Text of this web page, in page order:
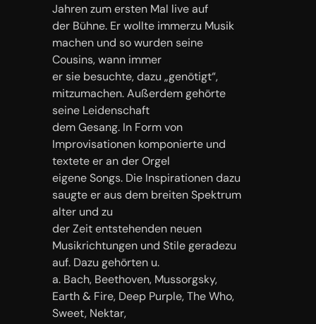
Jahren zum ersten Mal live auf
der Bühne. Er wollte immerzu Musik
machen und so wurden seine
Cousins, wann immer
er sie besuchte, dazu „genötigt“,
mitzumachen. Außerdem gehörte
seine Leidenschaft
dem Gesang. In Form von
Improvisationen komponierte und
textete er an der Orgel
eigene Songs. Die Inspirationen dazu
saugte er aus dem breiten Spektrum
alter und zu
der Zeit entstehenden neuen
Musikrichtungen und Stile geradezu
auf. Dazu gehörten u.
a. Bach, Beethoven, Mussorgsky,
Earth & Fire, Deep Purple, The Who,
Sweet, Nektar,